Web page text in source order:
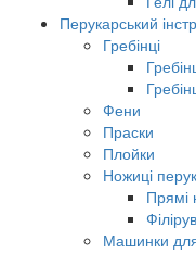
Перукарський
Гребінці
Фени
Праски
Плойки
Ножиці
Прямі
Машинки